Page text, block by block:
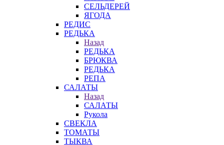
СЕЛЬДЕРЕЙ
ЯГОДА
РЕДИС
РЕДЬКА
Назад
РЕДЬКА
БРЮКВА
РЕДЬКА
РЕПА
САЛАТЫ
Назад
САЛАТЫ
Рукола
СВЕКЛА
ТОМАТЫ
ТЫКВА